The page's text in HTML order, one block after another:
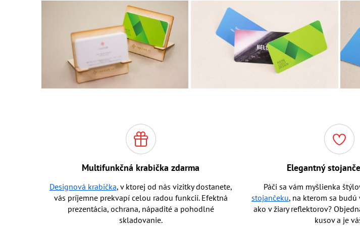
Multifunkčná krabička zdarma
Designová krabička, v ktorej od nás vizitky dostanete,
vás príjemne prekvapí celou radou funkcií. Efektná
prezentácia, ochrana, nápadité a pohodlné
skladovanie.
Elegantný
Páči sa vám myšlienka
stojančeku, na kterom sa
ako v žiary reflektorov?
kusov a je